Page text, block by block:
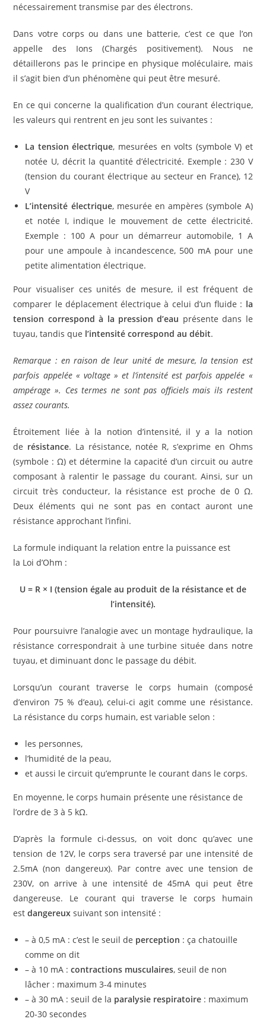
nécessairement transmise par des électrons.
Dans votre corps ou dans une batterie, c’est ce que l’on
appelle des Ions (Chargés positivement). Nous ne
détaillerons pas le principe en physique moléculaire, mais
il s’agit bien d’un phénomène qui peut être mesuré.
En ce qui concerne la qualification d’un courant électrique,
les valeurs qui rentrent en jeu sont les suivantes :
La tension électrique, mesurées en volts (symbole V) et
notée U, décrit la quantité d’électricité. Exemple : 230 V
(tension du courant électrique au secteur en France), 12
V
L’intensité électrique, mesurée en ampères (symbole A)
et notée I, indique le mouvement de cette électricité.
Exemple : 100 A pour un démarreur automobile, 1 A
pour une ampoule à incandescence, 500 mA pour une
petite alimentation électrique.
Pour visualiser ces unités de mesure, il est fréquent de
comparer le déplacement électrique à celui d’un fluide : la
tension correspond à la pression d’eau présente dans le
tuyau, tandis que l’intensité correspond au débit.
Remarque : en raison de leur unité de mesure, la tension est
parfois appelée « voltage » et l’intensité est parfois appelée «
ampérage ». Ces termes ne sont pas officiels mais ils restent
assez courants.
Étroitement liée à la notion d’intensité, il y a la notion
de résistance. La résistance, notée R, s’exprime en Ohms
(symbole : Ω) et détermine la capacité d’un circuit ou autre
composant à ralentir le passage du courant. Ainsi, sur un
circuit très conducteur, la résistance est proche de 0 Ω.
Deux éléments qui ne sont pas en contact auront une
résistance approchant l’infini.
La formule indiquant la relation entre la puissance est
la Loi d’Ohm :
U = R × I (tension égale au produit de la résistance et de
l’intensité).
Pour poursuivre l’analogie avec un montage hydraulique, la
résistance correspondrait à une turbine située dans notre
tuyau, et diminuant donc le passage du débit.
Lorsqu’un courant traverse le corps humain (composé
d’environ 75 % d’eau), celui-ci agit comme une résistance.
La résistance du corps humain, est variable selon :
les personnes,
l’humidité de la peau,
et aussi le circuit qu’emprunte le courant dans le corps.
En moyenne, le corps humain présente une résistance de
l’ordre de 3 à 5 kΩ.
D’après la formule ci-dessus, on voit donc qu’avec une
tension de 12V, le corps sera traversé par une intensité de
2.5mA (non dangereux). Par contre avec une tension de
230V, on arrive à une intensité de 45mA qui peut être
dangereuse. Le courant qui traverse le corps humain
estdangereuxsuivant son intensité :
– à 0,5 mA : c’est le seuil de perception : ça chatouille
comme on dit
– à 10 mA :contractions musculaires, seuil de non
lâcher : maximum 3-4 minutes
– à 30 mA : seuil de la paralysie respiratoire : maximum
20-30 secondes